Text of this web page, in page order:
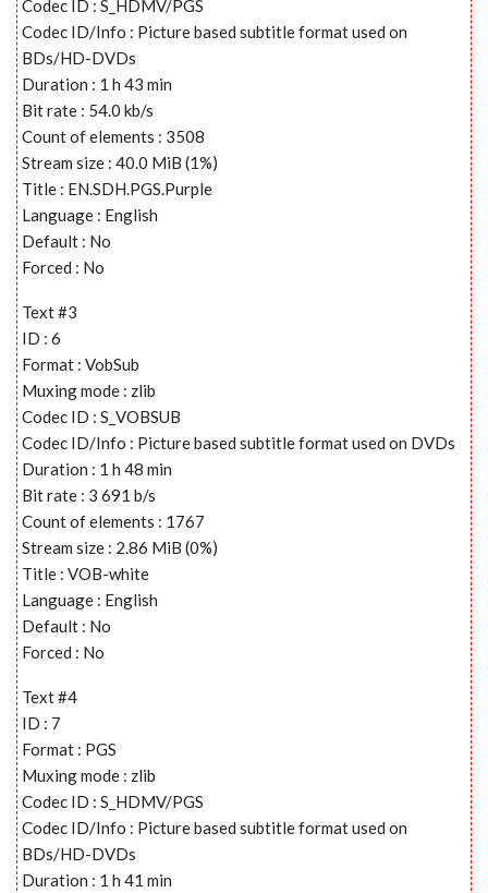
Codec ID : S_HDMV/PGS
Codec ID/Info : Picture based subtitle format used on
BDs/HD-DVDs
Duration : 1 h 43 min
Bit rate : 54.0 kb/s
Count of elements : 3508
Stream size : 40.0 MiB (1%)
Title : EN.SDH.PGS.Purple
Language : English
Default : No
Forced : No
Text #3
ID : 6
Format : VobSub
Muxing mode : zlib
Codec ID : S_VOBSUB
Codec ID/Info : Picture based subtitle format used on DVDs
Duration : 1 h 48 min
Bit rate : 3 691 b/s
Count of elements : 1767
Stream size : 2.86 MiB (0%)
Title : VOB-white
Language : English
Default : No
Forced : No
Text #4
ID : 7
Format : PGS
Muxing mode : zlib
Codec ID : S_HDMV/PGS
Codec ID/Info : Picture based subtitle format used on
BDs/HD-DVDs
Duration : 1 h 41 min